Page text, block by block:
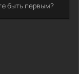
быть первым?